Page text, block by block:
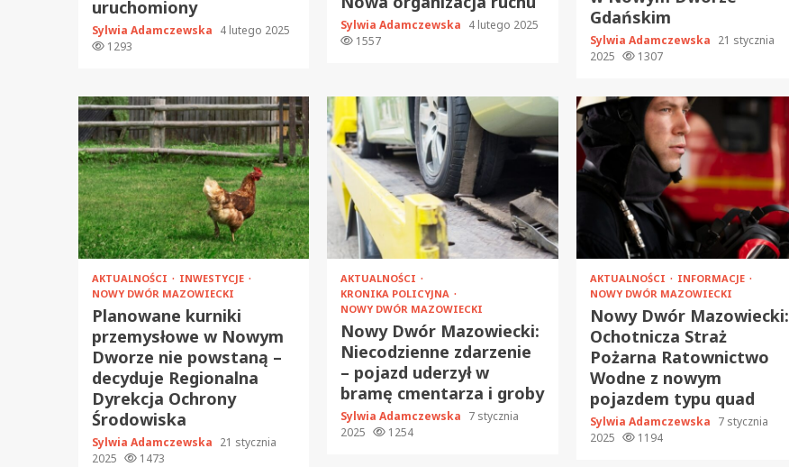
uruchomiony
Sylwia Adamczewska 4 lutego 2025
1293
Sylwia Adamczewska 4 lutego 2025
1557
Gdańskim
Sylwia Adamczewska 21 stycznia
2025
1307
AKTUALNOŚCI
INWESTYCJE
NOWY DWÓR MAZOWIECKI
Planowane kurniki
przemysłowe w Nowym
Dworze nie powstaną –
decyduje Regionalna
Dyrekcja Ochrony
Środowiska
Sylwia Adamczewska 21 stycznia
2025
1473
AKTUALNOŚCI
KRONIKA POLICYJNA
NOWY DWÓR MAZOWIECKI
Nowy Dwór Mazowiecki:
Niecodzienne zdarzenie
– pojazd uderzył w
bramę cmentarza i groby
Sylwia Adamczewska 7 stycznia
2025
1254
AKTUALNOŚCI
INFORMACJE
NOWY DWÓR MAZOWIECKI
Nowy Dwór Mazowiecki:
Ochotnicza Straż
Pożarna Ratownictwo
Wodne z nowym
pojazdem typu quad
Sylwia Adamczewska 7 stycznia
2025
1194